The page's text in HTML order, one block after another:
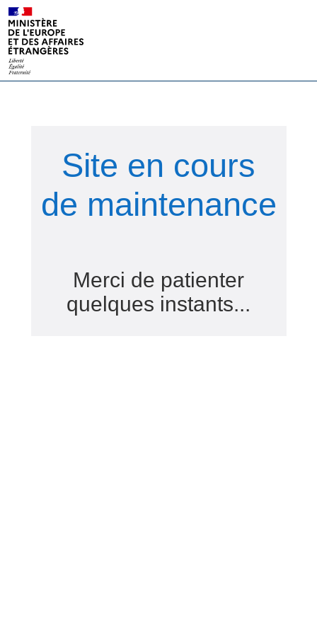
Site en cours
de maintenance
Merci de patienter
quelques instants...